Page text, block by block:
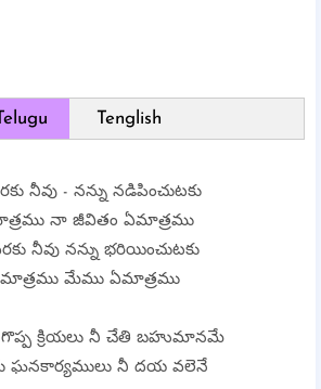
Telugu Tenglish
నీవు - నన్ను నడిపించుటకు
నా జీవితం ఏమాత్రము
నీవు నన్ను భరియించుటకు
మేము ఏమాత్రము
క్రియలు నీ చేతి బహుమానమే
ఘనకార్యములు నీ దయ వలెనే